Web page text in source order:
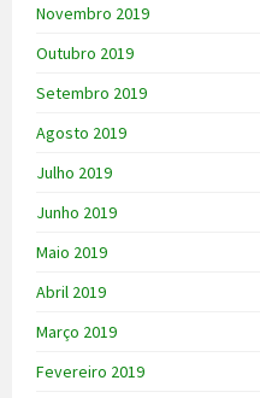
Novembro 2019
Outubro 2019
Setembro 2019
Agosto 2019
Julho 2019
Junho 2019
Maio 2019
Abril 2019
Março 2019
Fevereiro 2019